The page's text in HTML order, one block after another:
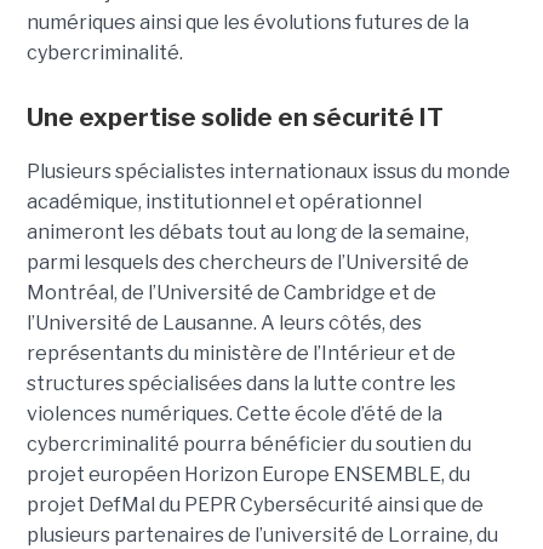
numériques ainsi que les évolutions futures de la
cybercriminalité.
Une expertise solide en sécurité IT
Plusieurs spécialistes internationaux issus du monde
académique, institutionnel et opérationnel
animeront les débats tout au long de la semaine,
parmi lesquels des chercheurs de l’Université de
Montréal, de l’Université de Cambridge et de
l’Université de Lausanne. A leurs côtés, des
représentants du ministère de l’Intérieur et de
structures spécialisées dans la lutte contre les
violences numériques. Cette école d’été de la
cybercriminalité pourra bénéficier du soutien du
projet européen Horizon Europe ENSEMBLE, du
projet DefMal du PEPR Cybersécurité ainsi que de
plusieurs partenaires de l’université de Lorraine, du